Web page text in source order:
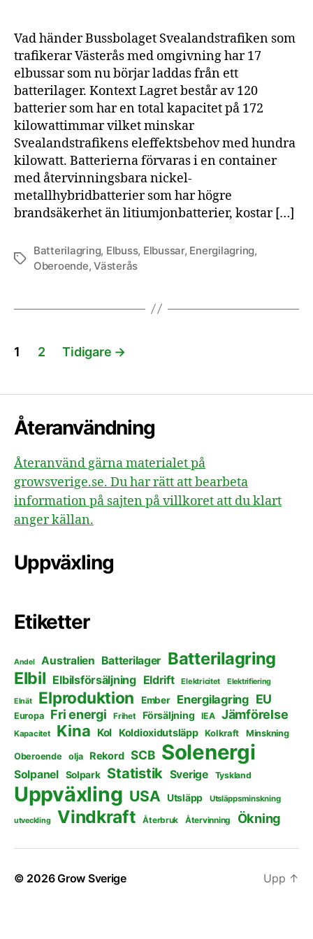
Vad händer Bussbolaget Svealandstrafiken som
trafikerar Västerås med omgivning har 17
elbussar som nu börjar laddas från ett
batterilager. Kontext Lagret består av 120
batterier som har en total kapacitet på 172
kilowattimmar vilket minskar
Svealandstrafikens eleffektsbehov med hundra
kilowatt. Batterierna förvaras i en container
med återvinningsbara nickel-
metallhybridbatterier som har högre
brandsäkerhet än litiumjonbatterier, kostar […]
Etiketter
Batterilagring, Elbuss, Elbussar, Energilagring,
Oberoende,Västerås
Sidnumrering
inlägg
1 2 Tidigare →
Återanvändning
Återanvänd gärna materialet på
growsverige.se. Du har rätt att bearbeta
information på sajten på villkoret att du klart
anger källan.
Uppväxling
Etiketter
Andel Australien Batterilager Batterilagring
Elbil Elbilsförsäljning Eldrift Elektricitet Elektrifiering
Elnät Elproduktion Ember Energilagring EU
Europa Fri energi Frihet Försäljning IEA Jämförelse
Kapacitet Kina Kol Koldioxidutsläpp Kolkraft Minskning
Oberoende olja Rekord SCB Solenergi
Solpanel Solpark Statistik Sverige Tyskland
Uppväxling USA Utsläpp Utsläppsminskning
utveckling Vindkraft Återbruk Återvinning Ökning
© 2026Grow Sverige Upp ↑